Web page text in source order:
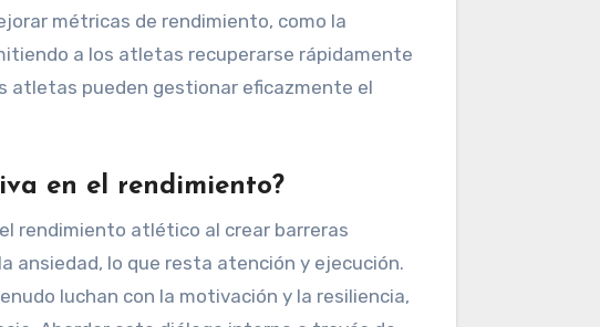
métricas de rendimiento, como la
a los atletas recuperarse rápidamente
atletas pueden gestionar eficazmente el
en el rendimiento?
rendimiento atlético al crear barreras
ansiedad, lo que resta atención y ejecución.
luchan con la motivación y la resiliencia,